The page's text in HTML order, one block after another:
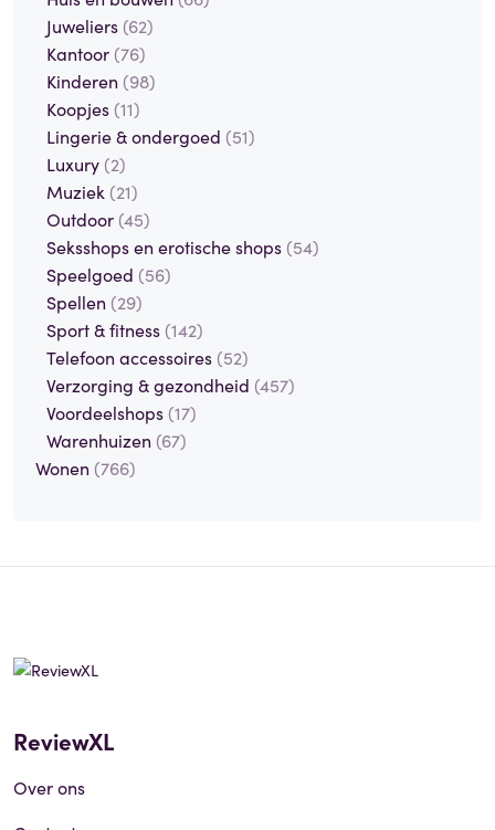
Juweliers (62)
Kantoor (76)
Kinderen (98)
Koopjes (11)
Lingerie & ondergoed (51)
Luxury (2)
Muziek (21)
Outdoor (45)
Seksshops en erotische shops (54)
Speelgoed (56)
Spellen (29)
Sport & fitness (142)
Telefoon accessoires (52)
Verzorging & gezondheid (457)
Voordeelshops (17)
Warenhuizen (67)
Wonen (766)
ReviewXL
Over ons